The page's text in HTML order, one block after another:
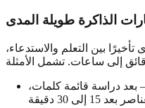
الذاكرة طويلة المدى
بين التعلم والاستدعاء،
بعد دراسة قائمة كلمات،